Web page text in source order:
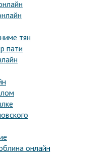
тян
пати
онлайн